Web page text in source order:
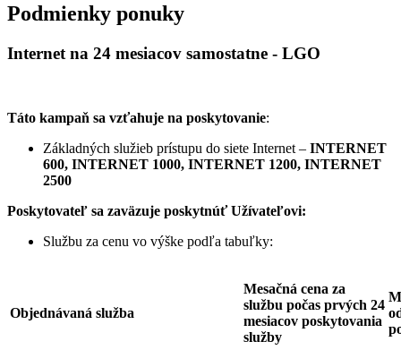
Podmienky ponuky
Internet na 24 mesiacov samostatne - LGO
Táto kampaň sa vzťahuje na poskytovanie:
Základných služieb prístupu do siete Internet – INTERNET
600, INTERNET 1000, INTERNET 1200, INTERNET
2500
Poskytovateľ sa zaväzuje poskytnúť Užívateľovi:
Službu za cenu vo výške podľa tabuľky:
Objednávaná služba
Mesačná cena za
službu počas prvých 24
mesiacov poskytovania
služby